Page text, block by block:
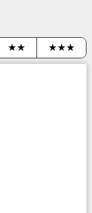
★★ ★★★